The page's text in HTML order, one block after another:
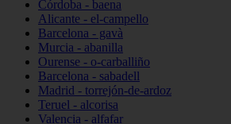
Córdoba - baena
Alicante - el-campello
Barcelona - gavà
Murcia - abanilla
Ourense - o-carballiño
Barcelona - sabadell
Madrid - torrejón-de-ardoz
Teruel - alcorisa
Valencia - alfafar